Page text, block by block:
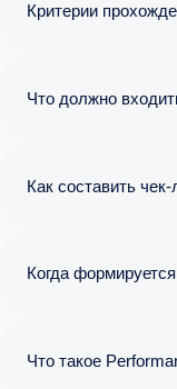
Критерии
Что должно
Как составить
Когда
Что такое